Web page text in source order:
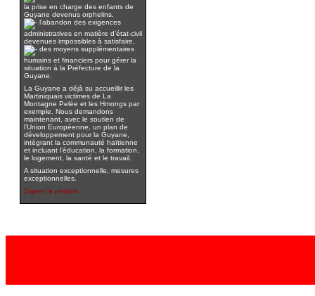
la prise en charge des enfants de
Guyane devenus orphelins,
l’abandon des exigences
administratives en matière d’état-civil
devenues impossibles à satisfaire,
des moyens supplémentaires
humains et financiers pour gérer la
situation à la Préfecture de la
Guyane.
La Guyane a déjà su accueillir les
Martiniquais victimes de La
Montagne Pelée et les Hmongs par
exemple. Nous demandons
maintenant, avec le soutien de
l’Union Européenne, un plan de
développement pour la Guyane,
intégrant la communauté haïtienne
et incluant l’éducation, la formation,
le logement, la santé et le travail.
A situation exceptionnelle, mesures
exceptionnelles.
Signer la pétition